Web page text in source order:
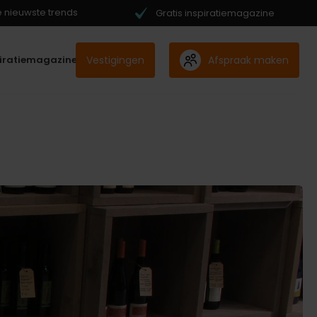
nieuwste trends Gratis inspiratiemagazine
Vestigingen Afspraak maken